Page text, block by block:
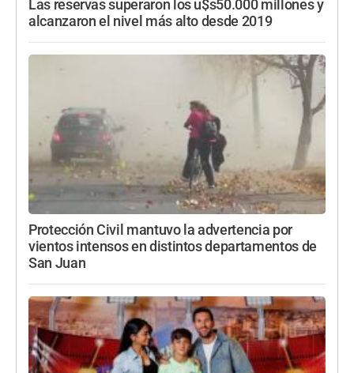
Las reservas superaron los u$s50.000 millones y
alcanzaron el nivel más alto desde 2019
Protección Civil mantuvo la advertencia por
vientos intensos en distintos departamentos de
San Juan